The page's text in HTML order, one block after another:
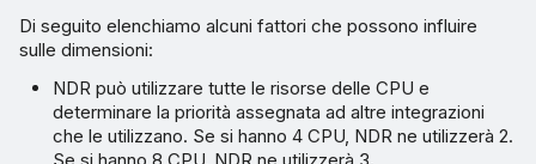
Di seguito elenchiamo alcuni fattori che possono influire
sulle dimensioni:
NDR può utilizzare tutte le risorse delle CPU e
determinare la priorità assegnata ad altre integrazioni
che le utilizzano. Se si hanno 4 CPU, NDR ne utilizzerà 2.